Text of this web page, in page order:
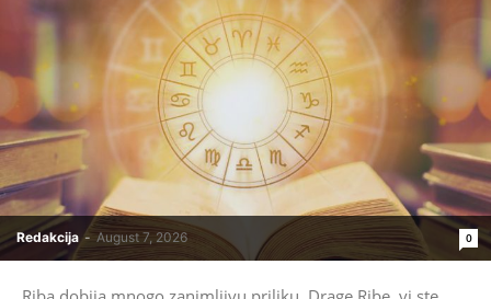
Redakcija - August 7, 2026 0